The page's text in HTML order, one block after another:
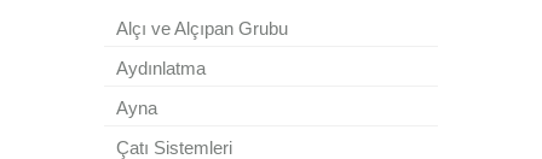
Alçı ve Alçıpan Grubu
Aydınlatma
Ayna
Çatı Sistemleri